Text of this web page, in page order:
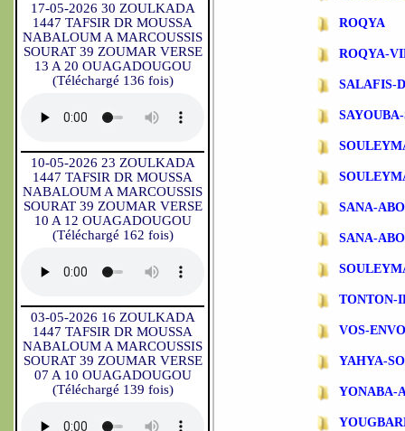
17-05-2026 30 ZOULKADA
1447 TAFSIR DR MOUSSA
NABALOUM A MARCOUSSIS
SOURAT 39 ZOUMAR VERSE
13 A 20 OUAGADOUGOU
(Téléchargé 136 fois)
10-05-2026 23 ZOULKADA
1447 TAFSIR DR MOUSSA
NABALOUM A MARCOUSSIS
SOURAT 39 ZOUMAR VERSE
10 A 12 OUAGADOUGOU
(Téléchargé 162 fois)
03-05-2026 16 ZOULKADA
1447 TAFSIR DR MOUSSA
NABALOUM A MARCOUSSIS
SOURAT 39 ZOUMAR VERSE
07 A 10 OUAGADOUGOU
(Téléchargé 139 fois)
ROQYA
ROQYA-
SALAFIS-
SANA-
SANA-
TONTON-
VOS-
YAHYA-
YONABA-